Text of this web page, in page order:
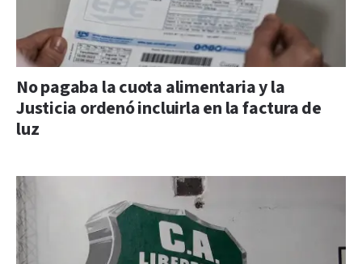
No pagaba la cuota alimentaria y la
Justicia ordenó incluirla en la factura de
luz